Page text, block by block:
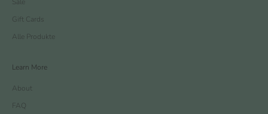
Gift Cards
Alle Produkte
Learn More
About
FAQ